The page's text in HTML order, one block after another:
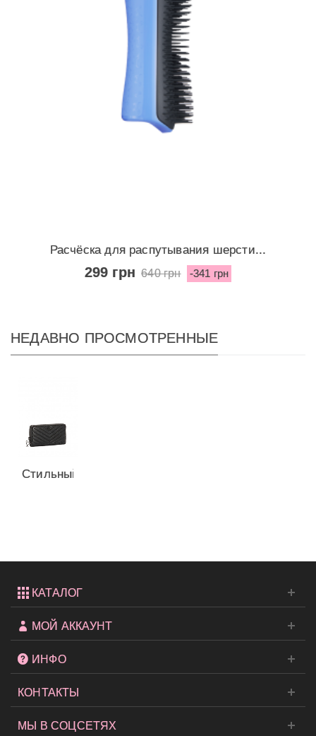
Расчёска для распутывания шерсти...
299 грн 640 грн -341 грн
НЕДАВНО ПРОСМОТРЕННЫЕ
Стильный
КАТАЛОГ
МОЙ АККАУНТ
ИНФО
КОНТАКТЫ
МЫ В СОЦСЕТЯХ